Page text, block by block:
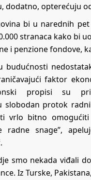
dodatno, opterećuju
bi u narednih
stranaca kako bi
i penzione fondove,
budućnosti
faktor
propisi su
slobodan protok
vrlo bitno omogućiti
radne snage”,
smo nekada viđali
Iz Turske,